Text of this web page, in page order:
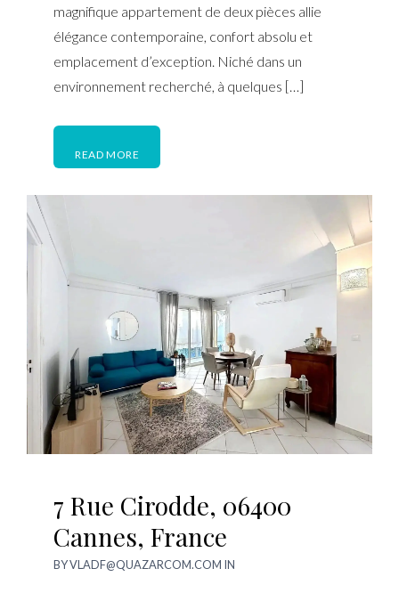
magnifique appartement de deux pièces allie
élégance contemporaine, confort absolu et
emplacement d’exception. Niché dans un
environnement recherché, à quelques […]
READ MORE
7 Rue Cirodde, 06400
Cannes, France
BYVLADF@QUAZARCOM.COM IN